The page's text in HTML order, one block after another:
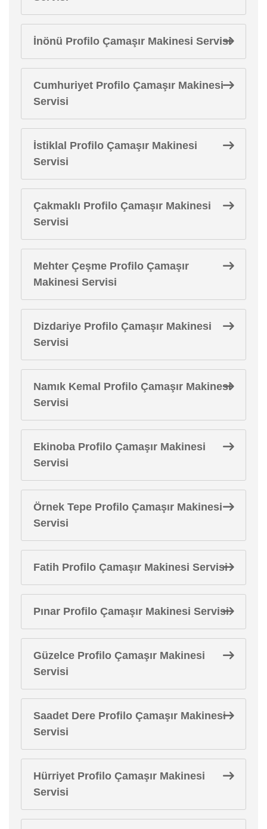
İnönü Profilo Çamaşır Makinesi Servisi
Cumhuriyet Profilo Çamaşır Makinesi
Servisi
İstiklal Profilo Çamaşır Makinesi
Servisi
Çakmaklı Profilo Çamaşır Makinesi
Servisi
Mehter Çeşme Profilo Çamaşır
Makinesi Servisi
Dizdariye Profilo Çamaşır Makinesi
Servisi
Namık Kemal Profilo Çamaşır Makinesi
Servisi
Ekinoba Profilo Çamaşır Makinesi
Servisi
Örnek Tepe Profilo Çamaşır Makinesi
Servisi
Fatih Profilo Çamaşır Makinesi Servisi
Pınar Profilo Çamaşır Makinesi Servisi
Güzelce Profilo Çamaşır Makinesi
Servisi
Saadet Dere Profilo Çamaşır Makinesi
Servisi
Hürriyet Profilo Çamaşır Makinesi
Servisi